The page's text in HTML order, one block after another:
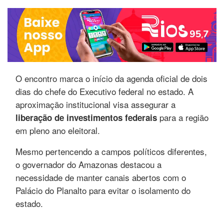
O encontro marca o início da agenda oficial de dois
dias do chefe do Executivo federal no estado. A
aproximação institucional visa assegurar a
liberação de investimentos federais para a região
em pleno ano eleitoral.
Mesmo pertencendo a campos políticos diferentes,
o governador do Amazonas destacou a
necessidade de manter canais abertos com o
Palácio do Planalto para evitar o isolamento do
estado.